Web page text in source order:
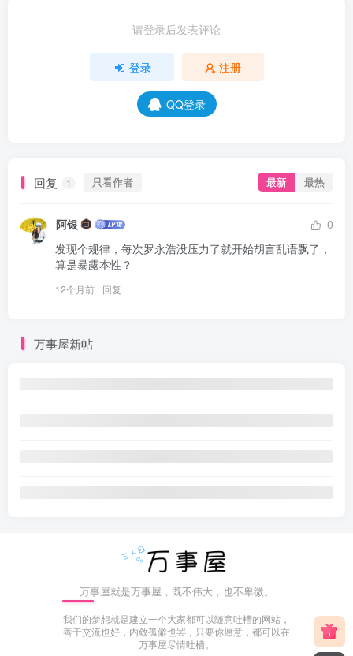
请登录后发表评论
登录 注册
QQ登录
回复 1 只看作者 最新 最热
阿银
0
发现个规律，每次罗永浩没压力了就开始胡言乱语飘了，
算是暴露本性？
12个月前 回复
万事屋新帖
万事屋就是万事屋，既不伟大，也不卑微。
我们的梦想就是建立一个大家都可以随意吐槽的网站，
善于交流也好，内敛孤僻也罢，只要你愿意，都可以在
万事屋尽情吐槽。